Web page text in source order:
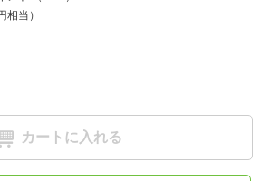
相当）
カートに入れる